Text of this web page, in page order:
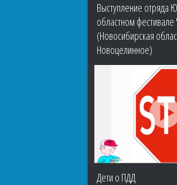
Выступление отряда
областном
(Новосибирская
Новоцелинное)
Дети о ПДД